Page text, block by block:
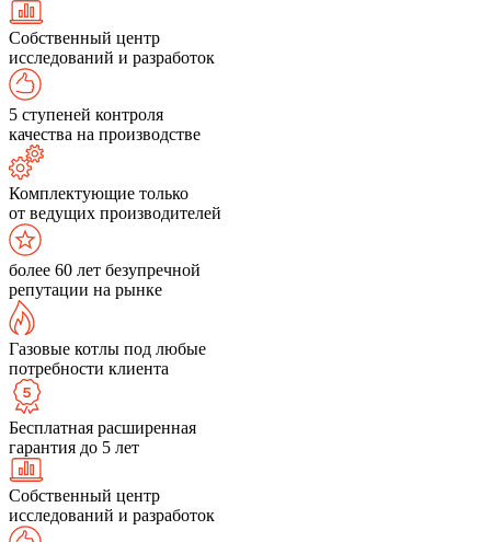
Собственный центр
исследований и разработок
5 ступеней контроля
качества на производстве
Комплектующие только
от ведущих производителей
более 60 лет безупречной
репутации на рынке
Газовые котлы под любые
потребности клиента
Бесплатная расширенная
гарантия до 5 лет
Собственный центр
исследований и разработок